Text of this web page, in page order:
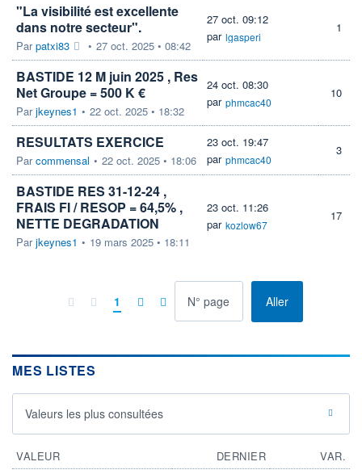
"La visibilité est excellente
dans notre secteur".
Parpatxi83 • 27 oct. 2025 • 08:42
27 oct. 09:12
par lgasperi
1
BASTIDE 12 M juin 2025 , Res
Net Groupe = 500 K €
Parjkeynes1 • 22 oct. 2025 • 18:32
24 oct. 08:30
par phmcac40
10
RESULTATS EXERCICE
Parcommensal • 22 oct. 2025 • 18:06
23 oct. 19:47
par phmcac40
3
BASTIDE RES 31-12-24 ,
FRAIS FI / RESOP = 64,5% ,
NETTE DEGRADATION
Parjkeynes1 • 19 mars 2025 • 18:11
23 oct. 11:26
par kozlow67
17
1 Allerà la page
MES LISTES
Valeurs les plus consultées
VALEUR DERNIER
VAR.